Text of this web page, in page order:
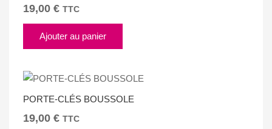
19,00 € TTC
Ajouter au panier
PORTE-CLÉS BOUSSOLE
19,00 € TTC